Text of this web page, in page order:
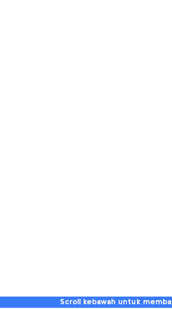
Scroll kebawah untuk